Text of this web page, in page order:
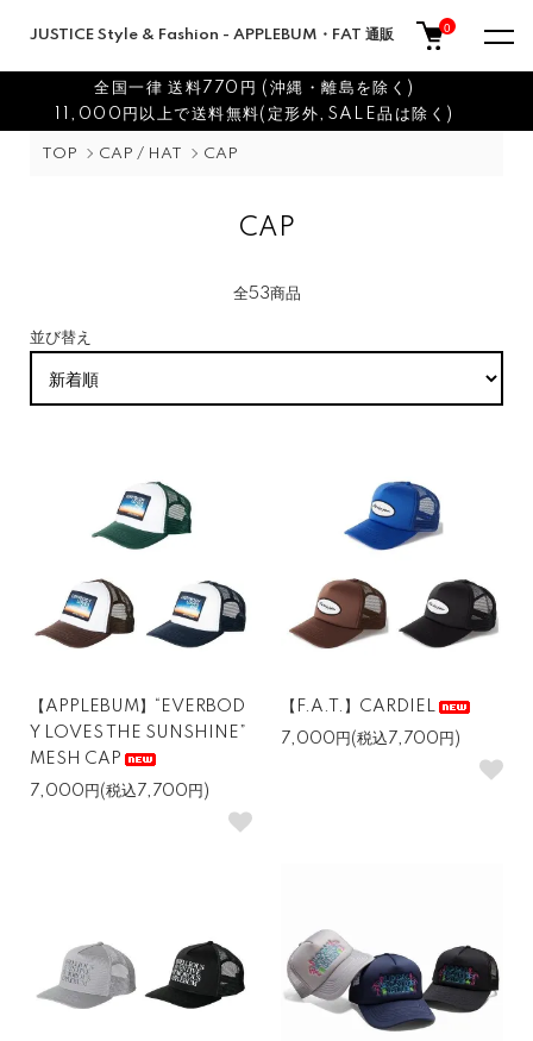
JUSTICE Style & Fashion - APPLEBUM・FAT 通販 0
全国一律 送料770円 (沖縄・離島を除く)
11,000円以上で送料無料(定形外,SALE品は除く)
TOP CAP / HAT CAP
CAP
全53商品
並び替え
【APPLEBUM】“EVERBOD
Y LOVES THE SUNSHINE”
MESH CAP
7,000円(税込7,700円)
【F.A.T.】CARDIEL
7,000円(税込7,700円)